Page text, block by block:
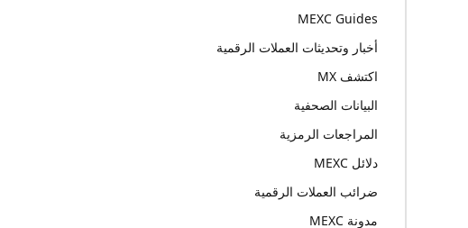
MEXC Guides
أخبار وتحديثات العملات الرقمية
اكتشف MX
البيانات الصحفية
المراجعات الرمزية
دلائل MEXC
ضرائب العملات الرقمية
مدونة MEXC